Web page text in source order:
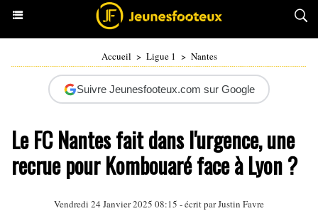
Accueil > Ligue 1 > Nantes
Suivre Jeunesfooteux.com sur Google
Le FC Nantes fait dans l'urgence, une
recrue pour Kombouaré face à Lyon ?
Vendredi 24 Janvier 2025 08:15 - écrit parJustin Favre